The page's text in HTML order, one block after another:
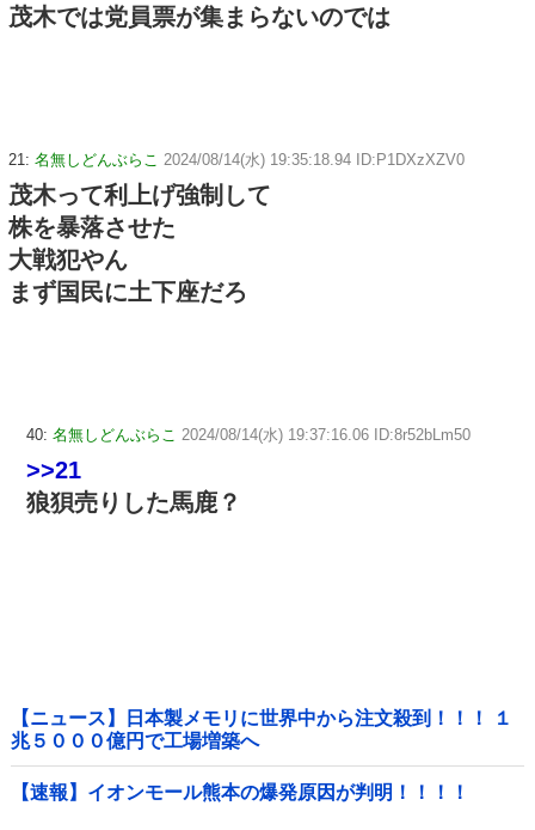
茂木では党員票が集まらないのでは
21: 名無しどんぶらこ 2024/08/14(水) 19:35:18.94 ID:P1DXzXZV0
茂木って利上げ強制して
株を暴落させた
大戦犯やん
まず国民に土下座だろ
40: 名無しどんぶらこ 2024/08/14(水) 19:37:16.06 ID:8r52bLm50
>>21
狼狽売りした馬鹿？
【ニュース】日本製メモリに世界中から注文殺到！！！ １
兆５０００億円で工場増築へ
【速報】イオンモール熊本の爆発原因が判明！！！！